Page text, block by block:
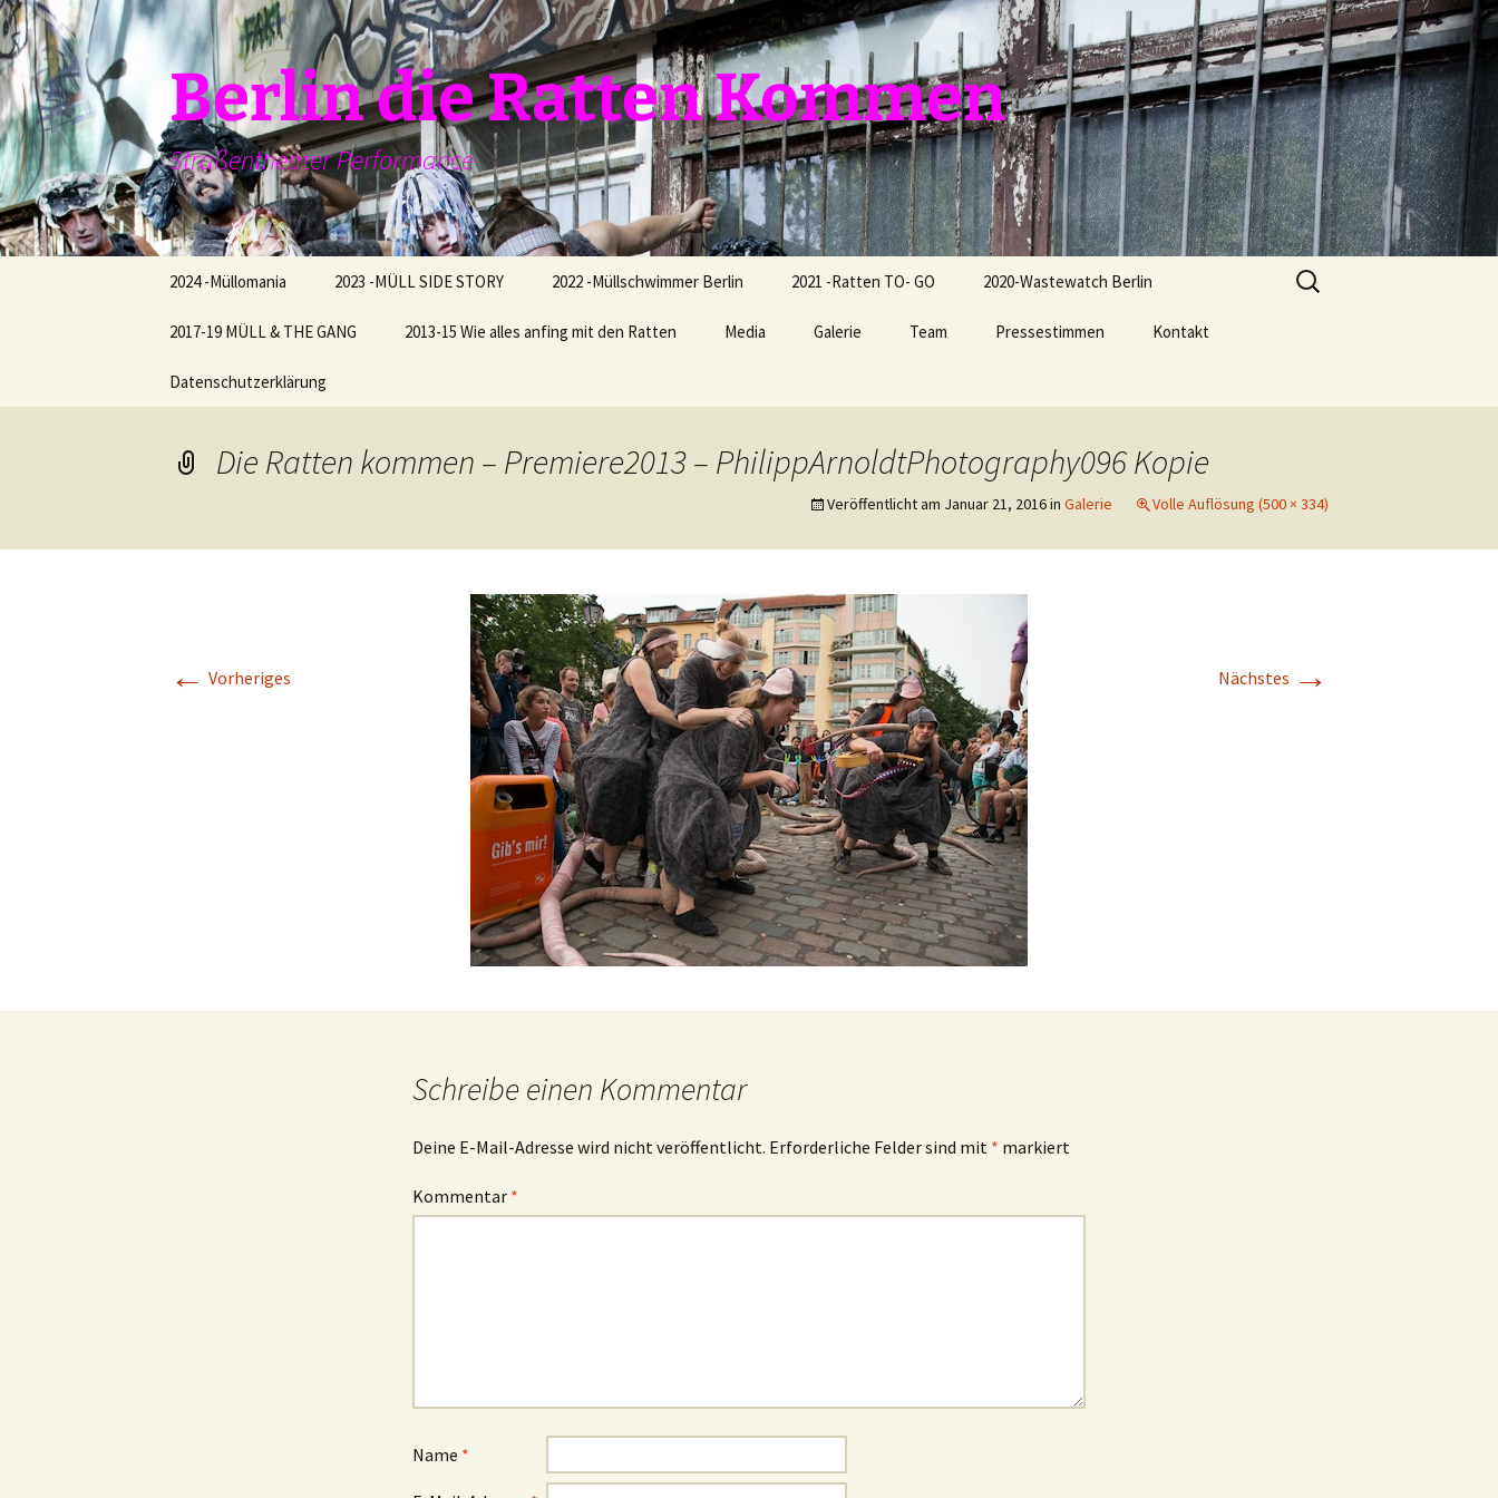
Zum
Inhalt
springen
Berlin die Ratten Kommen
Straßentheater Performance
2024 -Müllomania 2023 -MÜLL SIDE STORY 2022 -Müllschwimmer Berlin 2021 -Ratten TO- GO 2020-Wastewatch Berlin
2017-19 MÜLL & THE GANG 2013-15 Wie alles anfing mit den Ratten Media Galerie Team Pressestimmen Kontakt
Datenschutzerklärung
Suchen
nach:
Die Ratten kommen – Premiere2013 – PhilippArnoldtPhotography096 Kopie
Veröffentlicht am Januar 21, 2016in Galerie Volle Auflösung (500 × 334)
← Vorheriges Nächstes →
Schreibe einen Kommentar
Deine E-Mail-Adresse wird nicht veröffentlicht. Erforderliche Felder sind mit * markiert
Kommentar *
Name *